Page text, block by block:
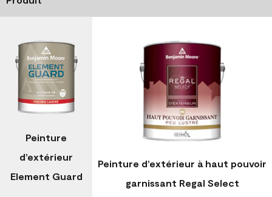
Peinture
d’extérieur
Element Guard
Peinture d’extérieur à haut pouvoir
garnissant Regal Select